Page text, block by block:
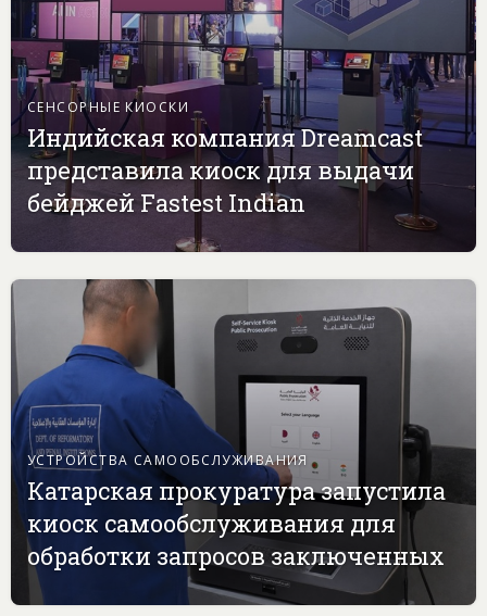
СЕНСОРНЫЕ КИОСКИ
Индийская компания Dreamcast
представила киоск для выдачи
бейджей Fastest Indian
УСТРОЙСТВА САМООБСЛУЖИВАНИЯ
Катарская прокуратура запустила
киоск самообслуживания для
обработки запросов заключенных